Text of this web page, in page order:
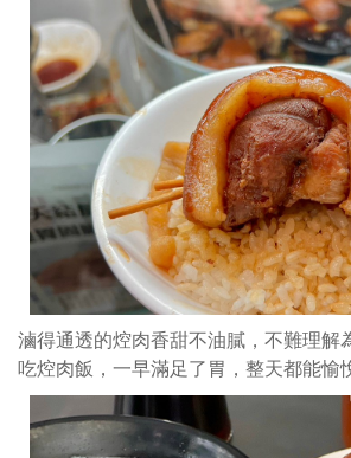
何
彰
化
人
的
早
餐
就
焢
肉
飯，
一
早
滿
滷得通透的焢肉香甜不油膩，不難理解
吃焢肉飯，一早滿足了胃，整天都能愉